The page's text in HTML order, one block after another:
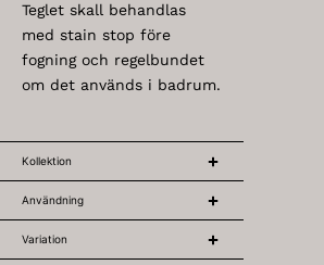
Teglet skall behandlas
med stain stop före
fogning och regelbundet
om det används i badrum.
Kollektion
Användning
Variation